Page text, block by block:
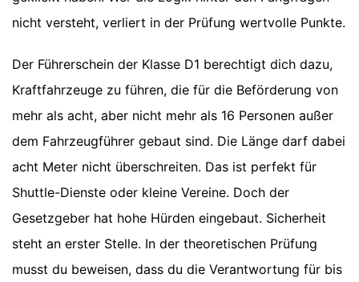
nicht versteht, verliert in der Prüfung wertvolle Punkte.
Der Führerschein der Klasse D1 berechtigt dich dazu,
Kraftfahrzeuge zu führen, die für die Beförderung von
mehr als acht, aber nicht mehr als 16 Personen außer
dem Fahrzeugführer gebaut sind. Die Länge darf dabei
acht Meter nicht überschreiten. Das ist perfekt für
Shuttle-Dienste oder kleine Vereine. Doch der
Gesetzgeber hat hohe Hürden eingebaut. Sicherheit
steht an erster Stelle. In der theoretischen Prüfung
musst du beweisen, dass du die Verantwortung für bis